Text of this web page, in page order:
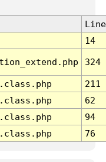
Line
14
324
211
62
94
76